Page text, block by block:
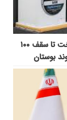
خرید اقساطی بدون پیش‌پرداخت تا سقف ۱۰۰
بوستان